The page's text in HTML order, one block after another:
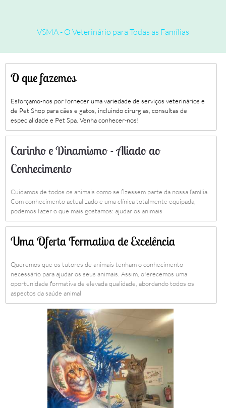
VSMA - O Veterinário para Todas as Famílias
O que fazemos
Esforçamo-nos por fornecer uma variedade de serviços veterinários e
de Pet Shop para cães e gatos, incluindo cirurgias, consultas de
especialidade e Pet Spa. Venha conhecer-nos!
Carinho e Dinamismo - Aliado ao
Conhecimento
Cuidamos de todos os animais como se fizessem parte da nossa família.
Com conhecimento actualizado e uma clínica totalmente equipada,
podemos fazer o que mais gostamos: ajudar os animais
Uma Oferta Formativa de Excelência
Queremos que os tutores de animais tenham o conhecimento
necessário para ajudar os seus animais. Assim, oferecemos uma
oportunidade formativa de elevada qualidade, abordando todos os
aspectos da saúde animal